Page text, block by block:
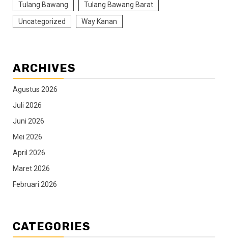
Tulang Bawang Tulang Bawang Barat
Uncategorized Way Kanan
ARCHIVES
Agustus 2026
Juli 2026
Juni 2026
Mei 2026
April 2026
Maret 2026
Februari 2026
CATEGORIES